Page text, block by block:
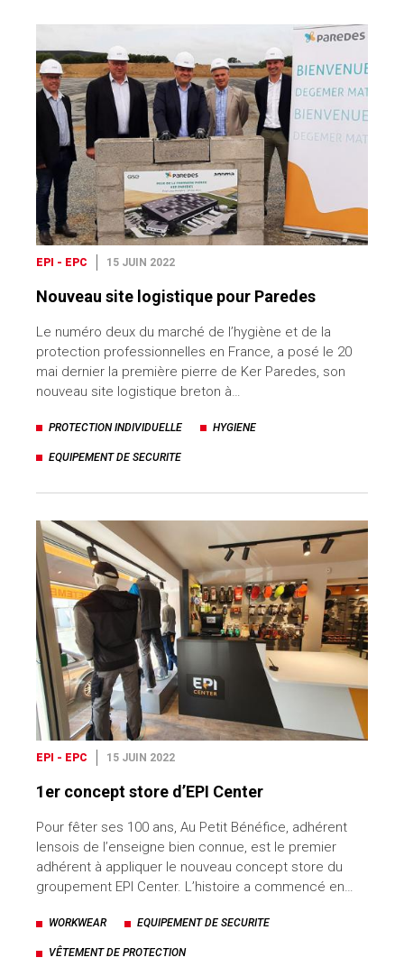
EPI - EPC 15 JUIN 2022
Nouveau site logistique pour Paredes
Le numéro deux du marché de l’hygiène et de la
protection professionnelles en France, a posé le 20
mai dernier la première pierre de Ker Paredes, son
nouveau site logistique breton à…
PROTECTION INDIVIDUELLE HYGIENE
EQUIPEMENT DE SECURITE
EPI - EPC 15 JUIN 2022
1er concept store d’EPI Center
Pour fêter ses 100 ans, Au Petit Bénéfice, adhérent
lensois de l’enseigne bien connue, est le premier
adhérent à appliquer le nouveau concept store du
groupement EPI Center. L’histoire a commencé en…
WORKWEAR EQUIPEMENT DE SECURITE
VÊTEMENT DE PROTECTION